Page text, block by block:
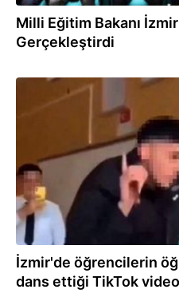
Milli Eğitim Bakanı
Gerçekleştirdi
27.02.2024
İzmir'de öğrencilerin
dans ettiği TikTok